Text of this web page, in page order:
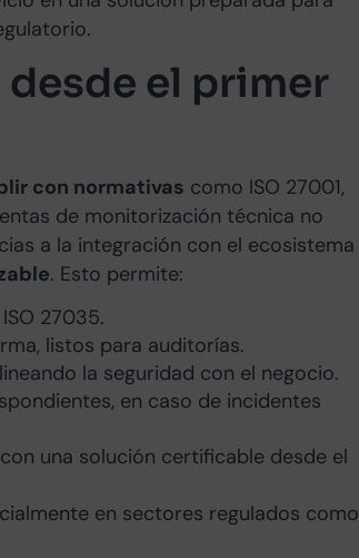
el primer
con normativas como ISO 27001,
de monitorización técnica no
a la integración con el ecosistema
. Esto permite:
27035.
listos para auditorías.
la seguridad con el negocio.
en caso de incidentes
una solución certificable desde el
en sectores regulados como